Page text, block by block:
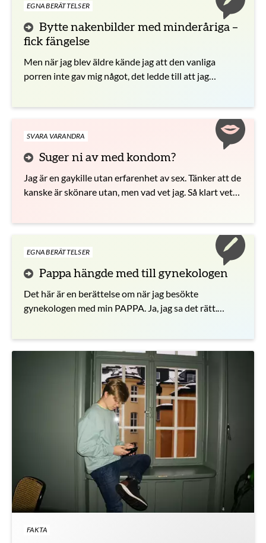
EGNA BERÄTTELSER
Bytte nakenbilder med minderåriga –
fick fängelse
Men när jag blev äldre kände jag att den vanliga
porren inte gav mig något, det ledde till att jag
SVARA VARANDRA
Suger ni av med kondom?
Jag är en gaykille utan erfarenhet av sex. Tänker att de
kanske är skönare utan, men vad vet jag. Så klart vet
EGNA BERÄTTELSER
Pappa hängde med till gynekologen
Det här är en berättelse om när jag besökte
gynekologen med min PAPPA. Ja, jag sa det rätt.
FAKTA